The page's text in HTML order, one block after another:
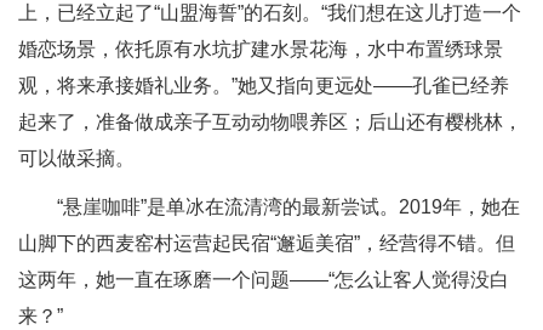
上，已经立起了“山盟海誓”的石刻。“我们想在这儿打造一个
婚恋场景，依托原有水坑扩建水景花海，水中布置绣球景
观，将来承接婚礼业务。”她又指向更远处——孔雀已经养
起来了，准备做成亲子互动动物喂养区；后山还有樱桃林，
可以做采摘。
“悬崖咖啡”是单冰在流清湾的最新尝试。2019年，她在
山脚下的西麦窑村运营起民宿“邂逅美宿”，经营得不错。但
这两年，她一直在琢磨一个问题——“怎么让客人觉得没白
来？”